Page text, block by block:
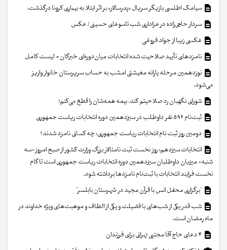
سیامک اطلسی بازیگر سریال «پدرسالار» بر اثر ابتلا به بیماری کرونا درگذشت.
سردار حاجی‌زاده در عزاداری شب تاسوعای حسینی/ عکس
عکسی زیبا از جواد فروغی
نامزدهای تأیید صلاحیت شده انتخابات میان‌دوره‌ای خبرگان + لیست کامل
نوزدهمین مرحله یارانه معیشتی امشب به حساب سرپرستان خانوار واریز
می‌شود.
شورای نگهبان رد صلاحیتم کند، بیمه همه‌شان را قطع می‌کنم!
ثبت‌نام ۵۹۲ نفر داوطلب در سیزدهمین دوره انتخابات ریاست جمهوری
دومین روز ثبت نام انتخابات ریاست جمهوری؛ چه کسانی نامزد شدند؟
انتخابات سیزدهم؛ روز نخست ثبت نامتالار بزرگ وزارت کشور از صبح امروز -سه
شنبه- میزبان داوطلبان سیزدهمین دوره انتخابات ریاست جمهوری است تا گام
نخست فرایند انتخابات با ثبت‌نام نامزدها برداشته شود.
"برگزاری محفل انس با قرآن مجید در شهرستان بابلسر"
شب قدر یکی از شب‌های با فضیلت و یکی از الطاف و موهبت‌های ویژه خداوند در
ماه رمضان است.